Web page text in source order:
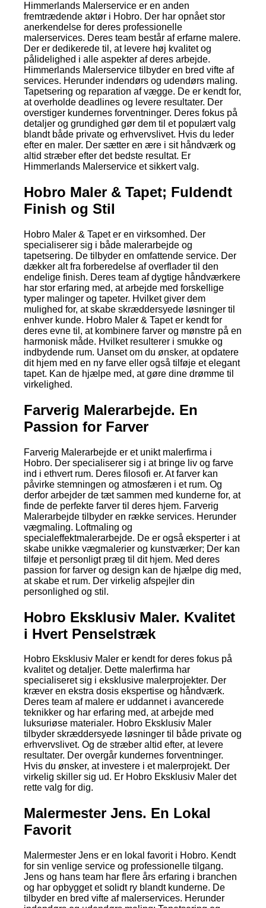
Himmerlands Malerservice er en anden
fremtrædende aktør i Hobro. Der har opnået stor
anerkendelse for deres professionelle
malerservices. Deres team består af erfarne malere.
Der er dedikerede til, at levere høj kvalitet og
pålidelighed i alle aspekter af deres arbejde.
Himmerlands Malerservice tilbyder en bred vifte af
services. Herunder indendørs og udendørs maling.
Tapetsering og reparation af vægge. De er kendt for,
at overholde deadlines og levere resultater. Der
overstiger kundernes forventninger. Deres fokus på
detaljer og grundighed gør dem til et populært valg
blandt både private og erhvervslivet. Hvis du leder
efter en maler. Der sætter en ære i sit håndværk og
altid stræber efter det bedste resultat. Er
Himmerlands Malerservice et sikkert valg.
Hobro Maler & Tapet; Fuldendt
Finish og Stil
Hobro Maler & Tapet er en virksomhed. Der
specialiserer sig i både malerarbejde og
tapetsering. De tilbyder en omfattende service. Der
dækker alt fra forberedelse af overflader til den
endelige finish. Deres team af dygtige håndværkere
har stor erfaring med, at arbejde med forskellige
typer malinger og tapeter. Hvilket giver dem
mulighed for, at skabe skræddersyede løsninger til
enhver kunde. Hobro Maler & Tapet er kendt for
deres evne til, at kombinere farver og mønstre på en
harmonisk måde. Hvilket resulterer i smukke og
indbydende rum. Uanset om du ønsker, at opdatere
dit hjem med en ny farve eller også tilføje et elegant
tapet. Kan de hjælpe med, at gøre dine drømme til
virkelighed.
Farverig Malerarbejde. En
Passion for Farver
Farverig Malerarbejde er et unikt malerfirma i
Hobro. Der specialiserer sig i at bringe liv og farve
ind i ethvert rum. Deres filosofi er. At farver kan
påvirke stemningen og atmosfæren i et rum. Og
derfor arbejder de tæt sammen med kunderne for, at
finde de perfekte farver til deres hjem. Farverig
Malerarbejde tilbyder en række services. Herunder
vægmaling. Loftmaling og
specialeffektmalerarbejde. De er også eksperter i at
skabe unikke vægmalerier og kunstværker; Der kan
tilføje et personligt præg til dit hjem. Med deres
passion for farver og design kan de hjælpe dig med,
at skabe et rum. Der virkelig afspejler din
personlighed og stil.
Hobro Eksklusiv Maler. Kvalitet
i Hvert Penselstræk
Hobro Eksklusiv Maler er kendt for deres fokus på
kvalitet og detaljer. Dette malerfirma har
specialiseret sig i eksklusive malerprojekter. Der
kræver en ekstra dosis ekspertise og håndværk.
Deres team af malere er uddannet i avancerede
teknikker og har erfaring med, at arbejde med
luksuriøse materialer. Hobro Eksklusiv Maler
tilbyder skræddersyede løsninger til både private og
erhvervslivet. Og de stræber altid efter, at levere
resultater. Der overgår kundernes forventninger.
Hvis du ønsker, at investere i et malerprojekt. Der
virkelig skiller sig ud. Er Hobro Eksklusiv Maler det
rette valg for dig.
Malermester Jens. En Lokal
Favorit
Malermester Jens er en lokal favorit i Hobro. Kendt
for sin venlige service og professionelle tilgang.
Jens og hans team har flere års erfaring i branchen
og har opbygget et solidt ry blandt kunderne. De
tilbyder en bred vifte af malerservices. Herunder